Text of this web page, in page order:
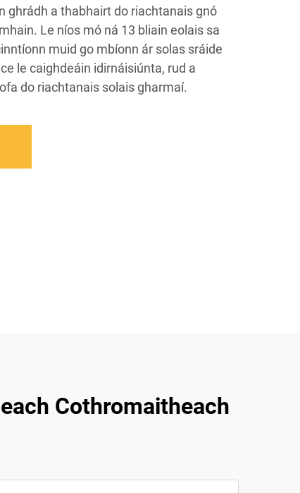
ghrádh a thabhairt do riachtanais gnó
Le níos mó ná 13 bliain eolais sa
muid go mbíonn ár solas sráide
le caighdeáin idirnáisiúnta, rud a
do riachtanais solais gharmaí.
Cothromaitheach